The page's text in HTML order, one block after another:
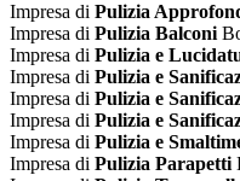
Impresa di Pulizia
Impresa di Pulizia Balconi
Impresa di Pulizia e
Impresa di Pulizia e
Impresa di Pulizia e
Impresa di Pulizia e
Impresa di Pulizia e
Impresa di Pulizia Parapetti